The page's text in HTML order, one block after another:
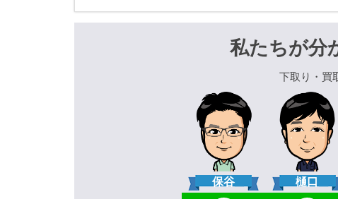
私たちが分
下取り・買
保谷 樋口